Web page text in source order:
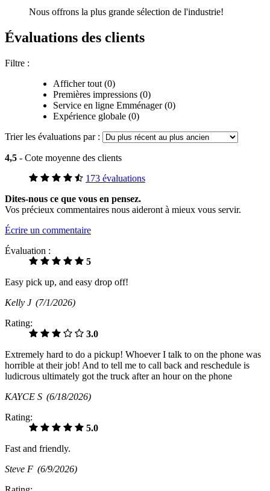
Nous offrons la plus grande sélection de l'industrie!
Évaluations des clients
Filtre :
Afficher tout (0)
Premières impressions (0)
Service en ligne Emménager (0)
Expérience globale (0)
Trier les évaluations par :
4,5 - Cote moyenne des clients
173 évaluations
Dites-nous ce que vous en pensez.
Vos précieux commentaires nous aideront à mieux vous servir.
Écrire un commentaire
Évaluation :
5
Easy pick up, and easy drop off!
Kelly J (7/1/2026)
Rating:
3.0
Extremely hard to do a pickup! Whoever I talk to on the phone was
horrible at their job! And to tell me to call back and reschedule is
ludicrous ultimately got the truck after an hour on the phone
KAYCE S (6/18/2026)
Rating:
5.0
Fast and friendly.
Steve F (6/9/2026)